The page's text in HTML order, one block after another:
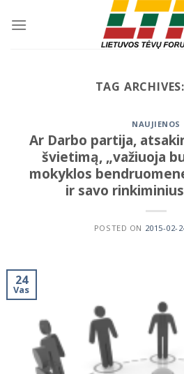
TAG ARCHIVES:
NAUJIENOS
Ar Darbo partija,
švietimą, „važiuoja
mokyklos
ir savo
POSTED ON 2015-02-
24
Vas